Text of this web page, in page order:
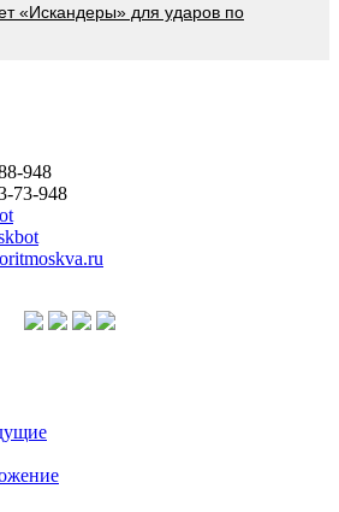
«Искандеры» для ударов по
948
73-948